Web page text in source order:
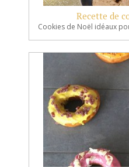
Recette de